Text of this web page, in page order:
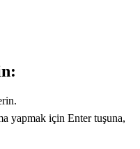
yapmak için Enter tuşuna,